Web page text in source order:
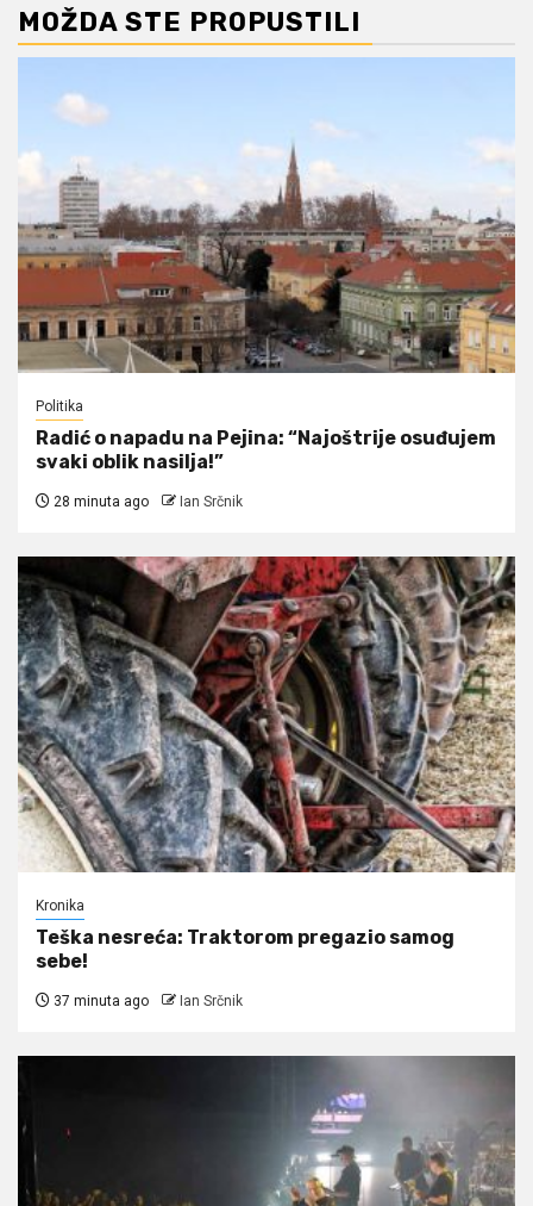
MOŽDA STE PROPUSTILI
Politika
Radić o napadu na Pejina: “Najoštrije osuđujem
svaki oblik nasilja!”
28 minuta ago Ian Srčnik
Kronika
Teška nesreća: Traktorom pregazio samog
sebe!
37 minuta ago Ian Srčnik